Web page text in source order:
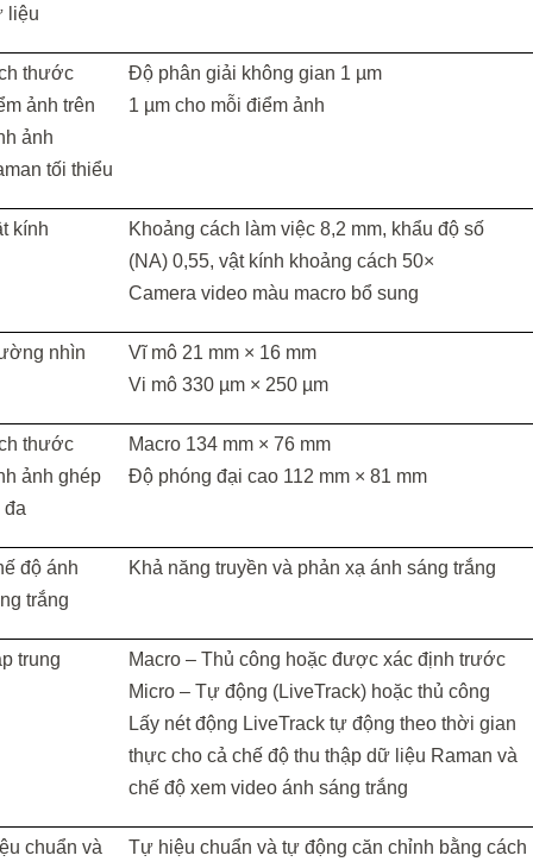
liệu
thước
ảnh trên
ảnh
tối thiểu
Độ phân giải không gian 1 µm
1 µm cho mỗi điểm ảnh
kính
Khoảng cách làm việc 8,2 mm, khẩu độ số
(NA) 0,55, vật kính khoảng cách 50×
Camera video màu macro bổ sung
nhìn
Vĩ mô 21 mm × 16 mm
Vi mô 330 µm × 250 µm
thước
ảnhghép
đa
Macro 134 mm × 76 mm
Độ phóng đại cao 112 mm × 81 mm
độ ánh
trắng
Khả năng truyền và phản xạ ánh sáng trắng
trung
Macro – Thủ công hoặc được xác định trước
Micro – Tự động (LiveTrack) hoặc thủ công
Lấy nét động LiveTrack tự động theo thời gian
thực cho cả chế độ thu thập dữ liệu Raman và
chế độ xem video ánh sáng trắng
chuẩn và
Tự hiệu chuẩn và tự động căn chỉnh bằng cách